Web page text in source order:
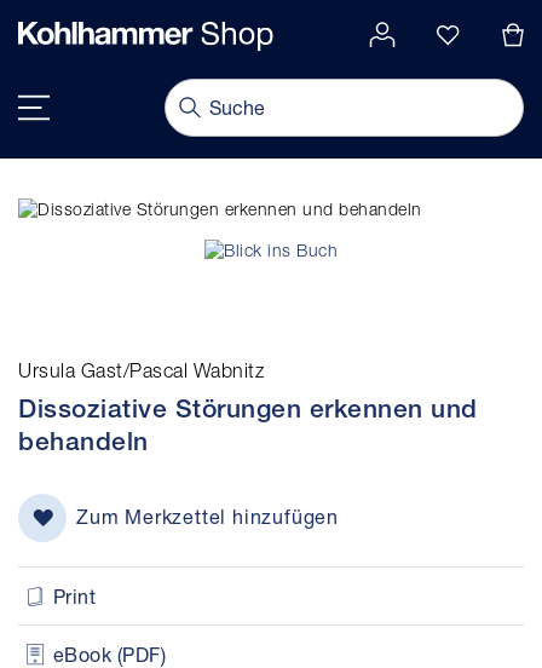
springen
Ursula Gast/Pascal Wabnitz
Dissoziative Störungen erkennen und
behandeln
Zum Merkzettel hinzufügen
Print
eBook (PDF)